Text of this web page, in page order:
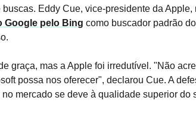
Eddy Cue, vice-presidente da Apple,
Google pelo Bing como buscador padrão
graça, mas a Apple foi irredutível. "Não
possa nos oferecer", declarou Cue. A
mercado se deve à qualidade superior do